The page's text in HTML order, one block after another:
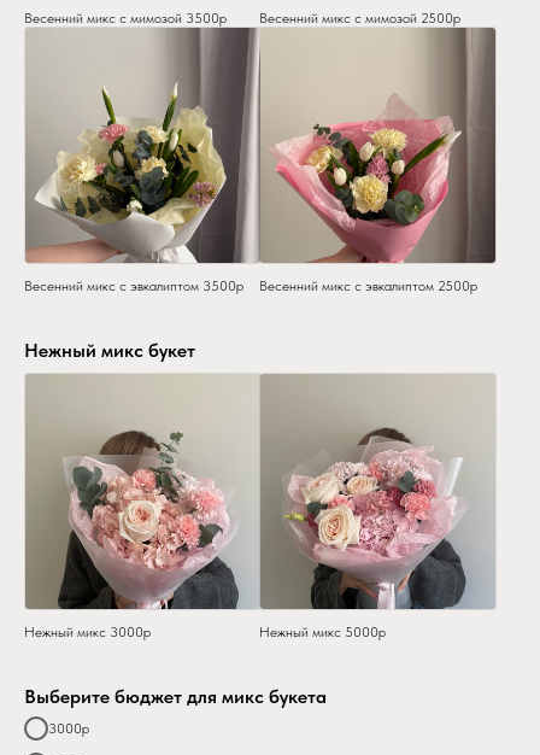
Весенний микс с мимозой 3500р Весенний микс с мимозой 2500р
Весенний микс с эвкалиптом 3500р Весенний микс с эвкалиптом 2500р
Нежный микс букет
Нежный микс 3000р Нежный микс 5000р
Выберите бюджет для микс букета
3000р